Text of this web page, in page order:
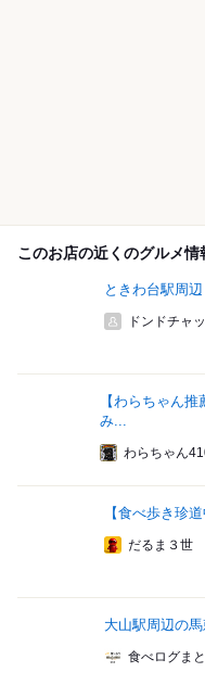
このお店の近くのグルメ情
ときわ台駅周
ドンドチャ
【わらちゃん
み...
わらちゃん
【食べ歩き珍
だるま３世
大山駅周辺の
食べログま